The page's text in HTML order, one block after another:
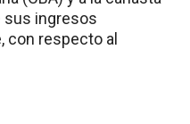
sus ingresos
con respecto al